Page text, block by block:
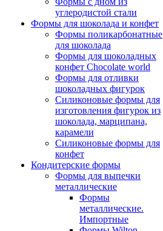
углеродистой стали
Формы для шоколада и конфет
Формы поликарбонатные
для шоколада
Формы для шоколадных
конфет Сhocolate world
Формы для отливки
шоколадных фигурок
Силиконовые формы для
изготовления фигурок из
шоколада, марципана,
карамели
Силиконовые формы для
конфет
Кондитерские формы
Формы для выпечки
металлические
Формы
металлические.
Импортные